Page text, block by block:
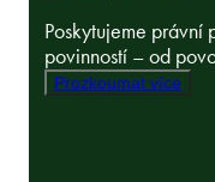
Poskytujeme právní
povinností – od
Prozkoumat více